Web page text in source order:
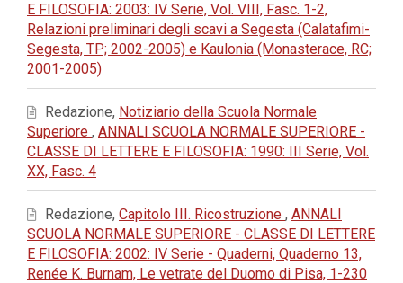
E FILOSOFIA: 2003: IV Serie, Vol. VIII, Fasc. 1-2,
Relazioni preliminari degli scavi a Segesta (Calatafimi-
Segesta, TP; 2002-2005) e Kaulonia (Monasterace, RC;
2001-2005)
Redazione, Notiziario della Scuola Normale
Superiore , ANNALI SCUOLA NORMALE SUPERIORE -
CLASSE DI LETTERE E FILOSOFIA: 1990: III Serie, Vol.
XX, Fasc. 4
Redazione, Capitolo III. Ricostruzione , ANNALI
SCUOLA NORMALE SUPERIORE - CLASSE DI LETTERE
E FILOSOFIA: 2002: IV Serie - Quaderni, Quaderno 13,
Renée K. Burnam, Le vetrate del Duomo di Pisa, 1-230